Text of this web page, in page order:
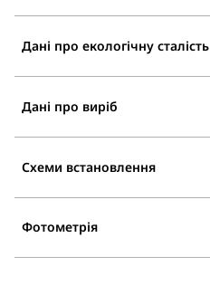
Дані про екологічну сталість
Дані про виріб
Схеми встановлення
Фотометрія